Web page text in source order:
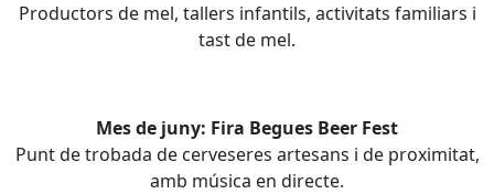
Productors de mel, tallers infantils, activitats familiars i
tast de mel.
Mes de juny: Fira Begues Beer Fest
Punt de trobada de cerveseres artesans i de proximitat,
amb música en directe.